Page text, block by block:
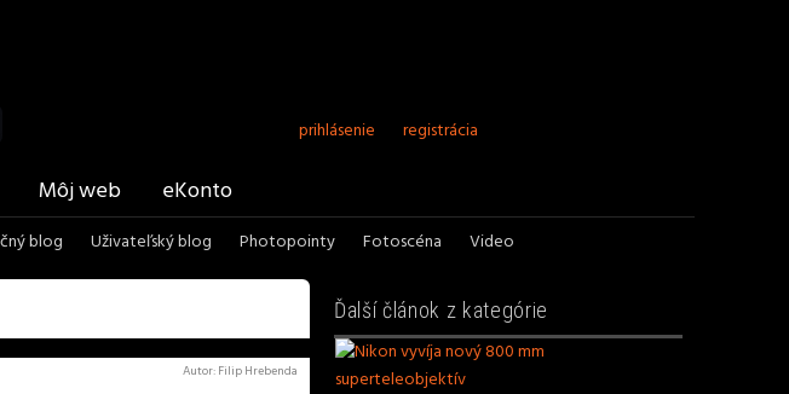
prihlásenie registrácia
blog Uživateľský blog Photopointy Fotoscéna Video
Môj web eKonto
Autor: Filip Hrebenda
Ďalší článok z kategórie